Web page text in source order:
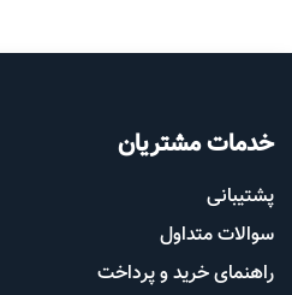
خدمات مشتریان
پشتیب​​انی
سوالات متداول
راهنمای خرید و پرداخت